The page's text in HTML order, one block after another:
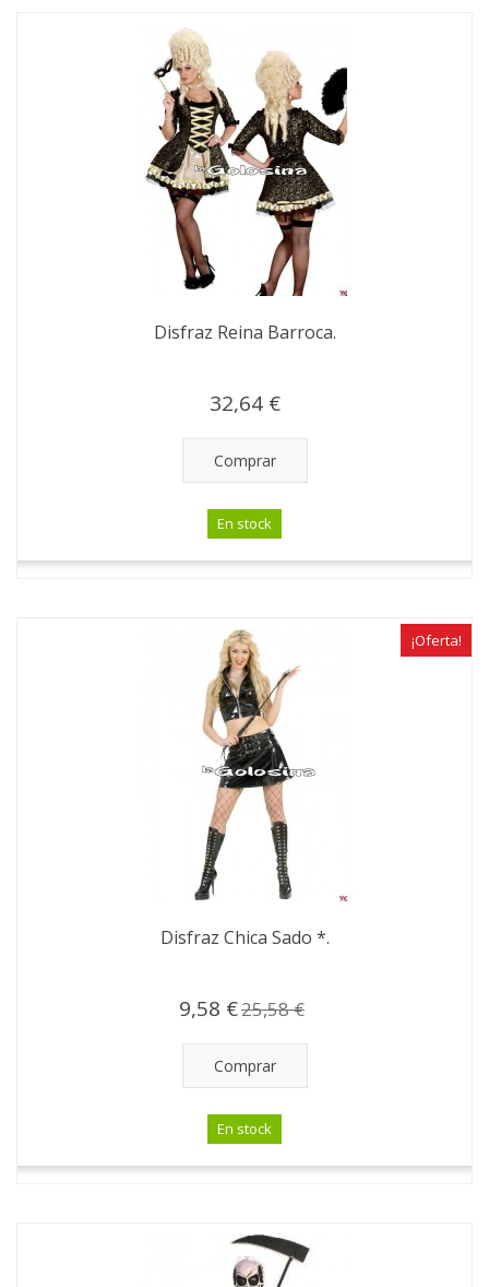
Disfraz Reina Barroca.
32,64 €
Comprar
En stock
¡Oferta!
Disfraz Chica Sado *.
9,58 €25,58 €
Comprar
En stock